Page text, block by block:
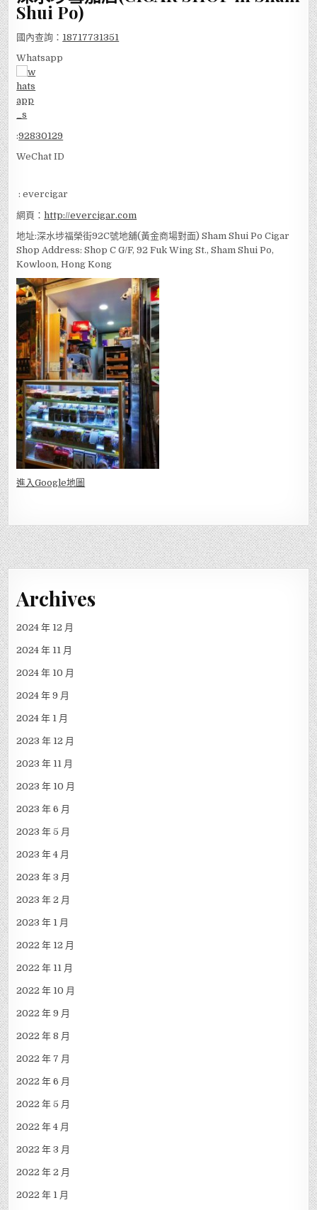
Shui Po)
國內查詢： 18717731351
Whatsapp
:92830129
WeChat ID
: evercigar
網頁：http://evercigar.com
地址:深水埗福榮街92C號地舖(黃金商場對面) Sham Shui Po Cigar
Shop Address: Shop C G/F, 92 Fuk Wing St., Sham Shui Po,
Kowloon, Hong Kong
進入Google地圖
Archives
2024 年 12 月
2024 年 11 月
2024 年 10 月
2024 年 9 月
2024 年 1 月
2023 年 12 月
2023 年 11 月
2023 年 10 月
2023 年 6 月
2023 年 5 月
2023 年 4 月
2023 年 3 月
2023 年 2 月
2023 年 1 月
2022 年 12 月
2022 年 11 月
2022 年 10 月
2022 年 9 月
2022 年 8 月
2022 年 7 月
2022 年 6 月
2022 年 5 月
2022 年 4 月
2022 年 3 月
2022 年 2 月
2022 年 1 月